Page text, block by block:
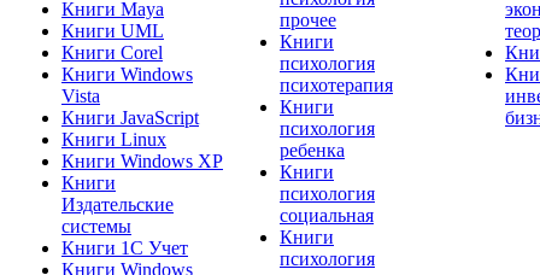
Книги Maya
Книги UML
Книги Corel
Книги Windows
Vista
Книги JavaScript
Книги Linux
Книги Windows XP
Книги
Издательские
системы
Книги 1C Учет
Книги Windows
прочее
Книги
психология
психотерапия
Книги
психология
ребенка
Книги
психология
социальная
Книги
психология